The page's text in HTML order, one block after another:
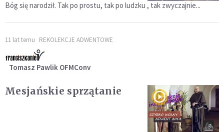
Bóg się narodził. Tak po prostu, tak po ludzku , tak zwyczajnie...
11 lat temu REKOLEKCJE ADWENTOWE
Tomasz Pawlik OFMConv
Mesjańskie sprzątanie